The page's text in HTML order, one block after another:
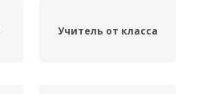
Учитель от класса